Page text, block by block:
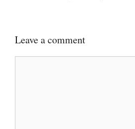
Leave a comment